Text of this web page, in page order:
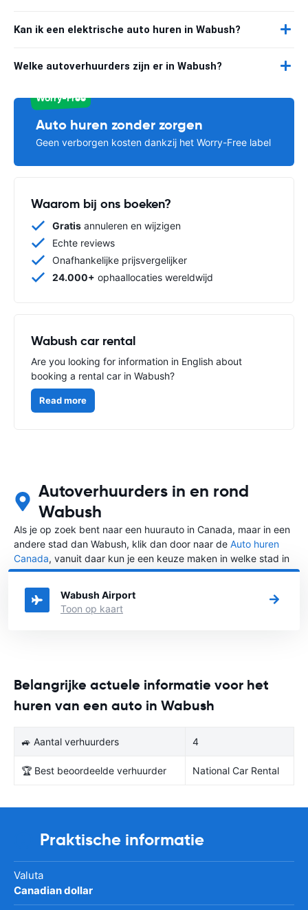
Kan ik een elektrische auto huren in Wabush?
Welke autoverhuurders zijn er in Wabush?
Worry-Free
Auto huren zonder zorgen
Geen verborgen kosten dankzij het Worry-Free label
Waarom bij ons boeken?
Gratis annuleren en wijzigen
Echte reviews
Onafhankelijke prijsvergelijker
24.000+ ophaallocaties wereldwijd
Wabush car rental
Are you looking for information in English about
booking a rental car in Wabush?
Read more
Autoverhuurders in en rond
Wabush
Als je op zoek bent naar een huurauto in Canada, maar in een
andere stad dan Wabush, klik dan door naar de Auto huren
Canada, vanuit daar kun je een keuze maken in welke stad in
Canada je een auto huren wilt.
Wabush Airport
Toon op kaart
Belangrijke actuele informatie voor het
huren van een auto in Wabush
🚙 Aantal verhuurders 4
🏆 Best beoordeelde verhuurder National Car Rental
Praktische informatie
Valuta
Canadian dollar